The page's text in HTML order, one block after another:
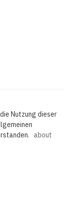
die Nutzung dieser
about